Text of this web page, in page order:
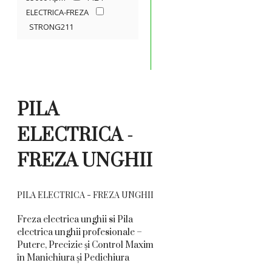
ELECTRICA-FREZA
STRONG211
PILA
ELECTRICA -
FREZA UNGHII
PILA ELECTRICA - FREZA UNGHII
Freza electrica unghii si Pila
electrica unghii profesionale –
Putere, Precizie și Control Maxim
în Manichiura și Pedichiura